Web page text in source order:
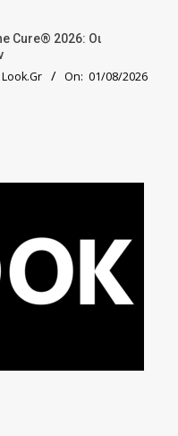
Cure® 2026: Οι
On: 01/08/2026